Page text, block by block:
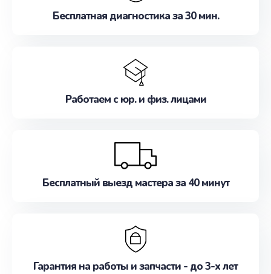
Бесплатная диагностика за 30 мин.
Работаем с юр. и физ. лицами
Бесплатный выезд мастера за 40 минут
Гарантия на работы и запчасти - до 3-х лет